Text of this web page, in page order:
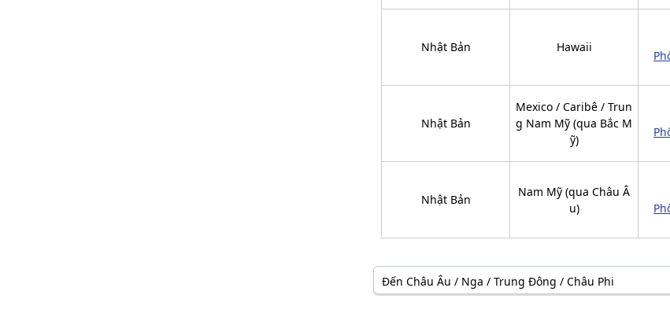
Nhật Bản Hawaii
Nhật Bản
Mexico / Caribê / Trun
g Nam Mỹ (qua Bắc M
ỹ)
Nhật Bản
Nam Mỹ (qua Châu Â
u)
Đến Châu Âu / Nga / Trung Đông / Châu Phi